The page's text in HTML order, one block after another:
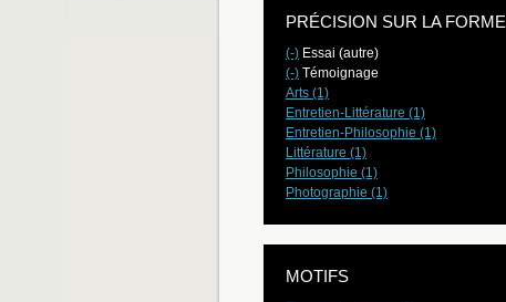
PRÉCISION SUR LA FORME
(-) Essai (autre)
(-) Témoignage
Arts (1)
Entretien-Littérature (1)
Entretien-Philosophie (1)
Littérature (1)
Philosophie (1)
Photographie (1)
MOTIFS